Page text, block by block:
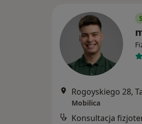
Rogoyskiego 28,
Mobilica
Konsultacja